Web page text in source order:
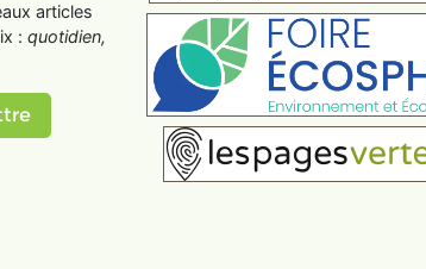
articles
: quotidien,